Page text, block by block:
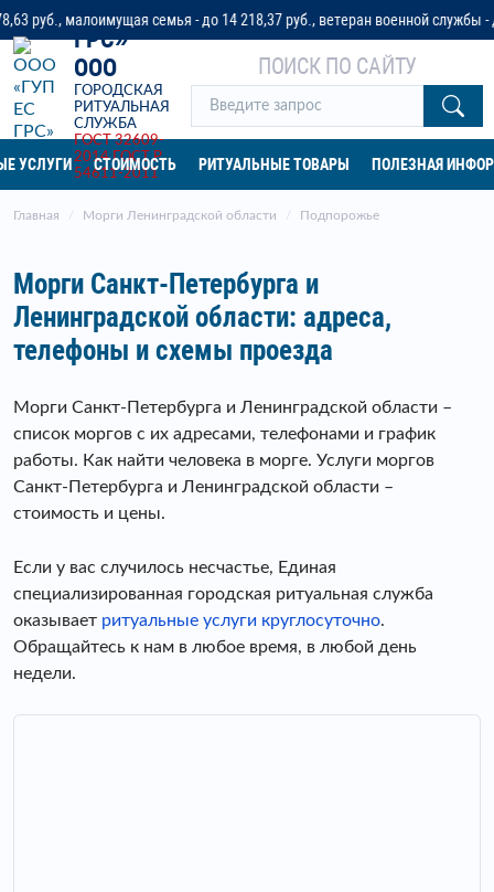
семья - до 14 218,37 руб., ветеран военной службы - до 32
«ГУП ЕС
ГРС»
ООО
ГОРОДСКАЯ
РИТУАЛЬНАЯ
СЛУЖБА
ГОСТ 32609-
2014 ГОСТ Р
54611-2011
ПОИСК ПО САЙТУ
УСЛУГИ СТОИМОСТЬ РИТУАЛЬНЫЕ ТОВАРЫ ПОЛЕЗНАЯ
Главная Морги Ленинградской области Подпорожье
Морги Санкт-Петербурга и
Ленинградской области: адреса,
телефоны и схемы проезда
Морги Санкт-Петербурга и Ленинградской области –
список моргов с их адресами, телефонами и график
работы. Как найти человека в морге. Услуги моргов
Санкт-Петербурга и Ленинградской области –
стоимость и цены.
Если у вас случилось несчастье, Единая
специализированная городская ритуальная служба
оказывает ритуальные услуги круглосуточно.
Обращайтесь к нам в любое время, в любой день
недели.